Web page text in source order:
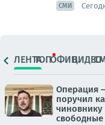
СМИ
ЛЕНТАТОПОФИЦ.ВИДЕО
Операция
поручил
чиновнику